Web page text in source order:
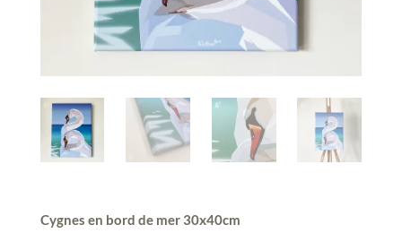
Cygnes en bord de mer 30x40cm